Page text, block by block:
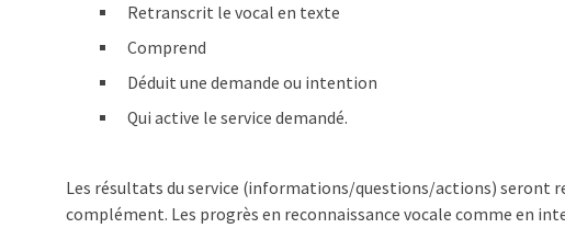
Retranscrit le vocal en texte
Comprend
Déduit une demande ou intention
Qui active le service demandé.
Les résultats du service (informations/questions/actions) seront
complément. Les progrès en reconnaissance vocale comme en